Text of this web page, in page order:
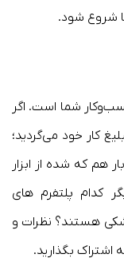
شروع شود.
شما است. اگر
کار خود می‌گردید؛
هم که شده از ابزار
کدام پلتفرم های
هستند؟ نظرات و
اشتراک بگذارید.